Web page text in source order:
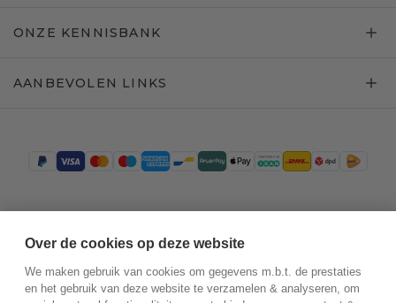
ONZE KENNISBANK
AANBEVOLEN LINKS
Over de cookies op deze website
We maken gebruik van cookies om gegevens m.b.t. de prestaties
en het gebruik van deze website te verzamelen & analyseren, om